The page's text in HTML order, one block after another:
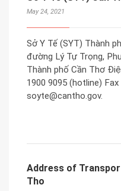
May 24, 2021
Sở Y Tế (SYT) Thành
đường Lý Tự Trọng,
Thành phố Cần Thơ
1900 9095 (hotline)
soyte@cantho.gov.
Address of
Tho